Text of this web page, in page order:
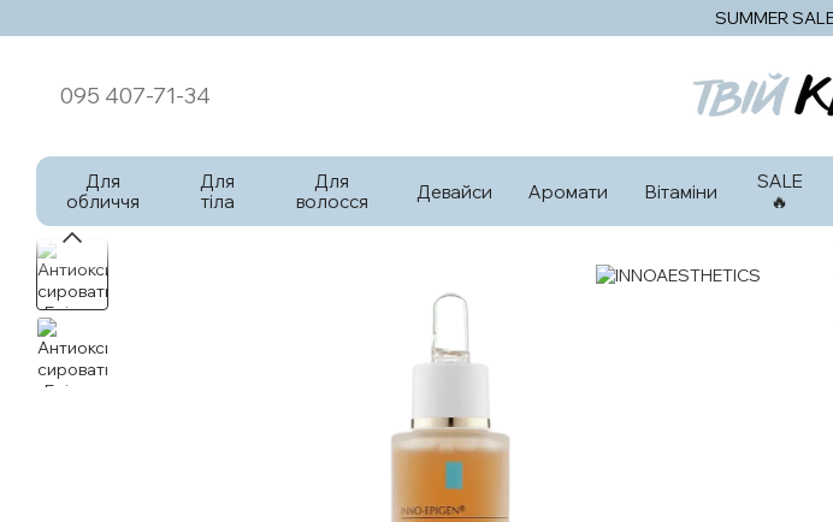
SUMMER
095 407-71-34
Для
обличчя
Для
тіла
Для
волосся
Девайси Аромати Вітаміни
SALE
🔥